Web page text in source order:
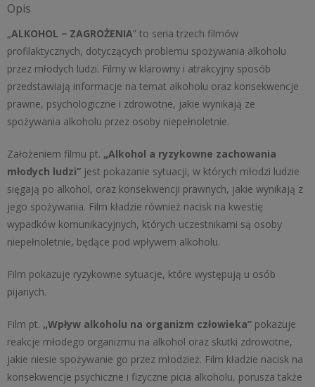
Opis
„ALKOHOL − ZAGROŻENIA” to seria trzech filmów
profilaktycznych, dotyczących problemu spożywania alkoholu
przez młodych ludzi. Filmy w klarowny i atrakcyjny sposób
przedstawiają informacje na temat alkoholu oraz konsekwencje
prawne, psychologiczne i zdrowotne, jakie wynikają ze
spożywania alkoholu przez osoby niepełnoletnie.
Założeniem filmu pt. „Alkohol a ryzykowne zachowania
młodych ludzi” jest pokazanie sytuacji, w których młodzi ludzie
sięgają po alkohol, oraz konsekwencji prawnych, jakie wynikają z
jego spożywania. Film kładzie również nacisk na kwestię
wypadków komunikacyjnych, których uczestnikami są osoby
niepełnoletnie, będące pod wpływem alkoholu.
Film pokazuje ryzykowne sytuacje, które występują u osób
pijanych.
Film pt. „Wpływ alkoholu na organizm człowieka” pokazuje
reakcje młodego organizmu na alkohol oraz skutki zdrowotne,
jakie niesie spożywanie go przez młodzież. Film kładzie nacisk na
konsekwencje psychiczne i fizyczne picia alkoholu, porusza także